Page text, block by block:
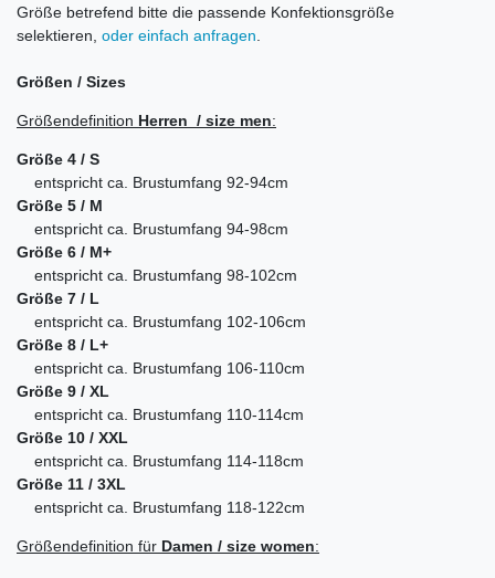
Größe betrefend bitte die passende Konfektionsgröße
selektieren, oder einfach anfragen.
Größen / Sizes
Größendefinition Herren / size men:
Größe 4 / S
entspricht ca. Brustumfang 92-94cm
Größe 5 / M
entspricht ca. Brustumfang 94-98cm
Größe 6 / M+
entspricht ca. Brustumfang 98-102cm
Größe 7 / L
entspricht ca. Brustumfang 102-106cm
Größe 8 / L+
entspricht ca. Brustumfang 106-110cm
Größe 9 / XL
entspricht ca. Brustumfang 110-114cm
Größe 10 / XXL
entspricht ca. Brustumfang 114-118cm
Größe 11 / 3XL
entspricht ca. Brustumfang 118-122cm
Größendefinition für Damen / size women: